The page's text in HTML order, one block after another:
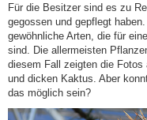
Für die Besitzer sind es zu
gegossen und gepflegt
gewöhnliche Arten, die für
sind. Die allermeisten
diesem Fall zeigten die Fotos
und dicken Kaktus. Aber
das möglich sein?